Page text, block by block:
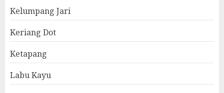
Kelumpang Jari
Keriang Dot
Ketapang
Labu Kayu